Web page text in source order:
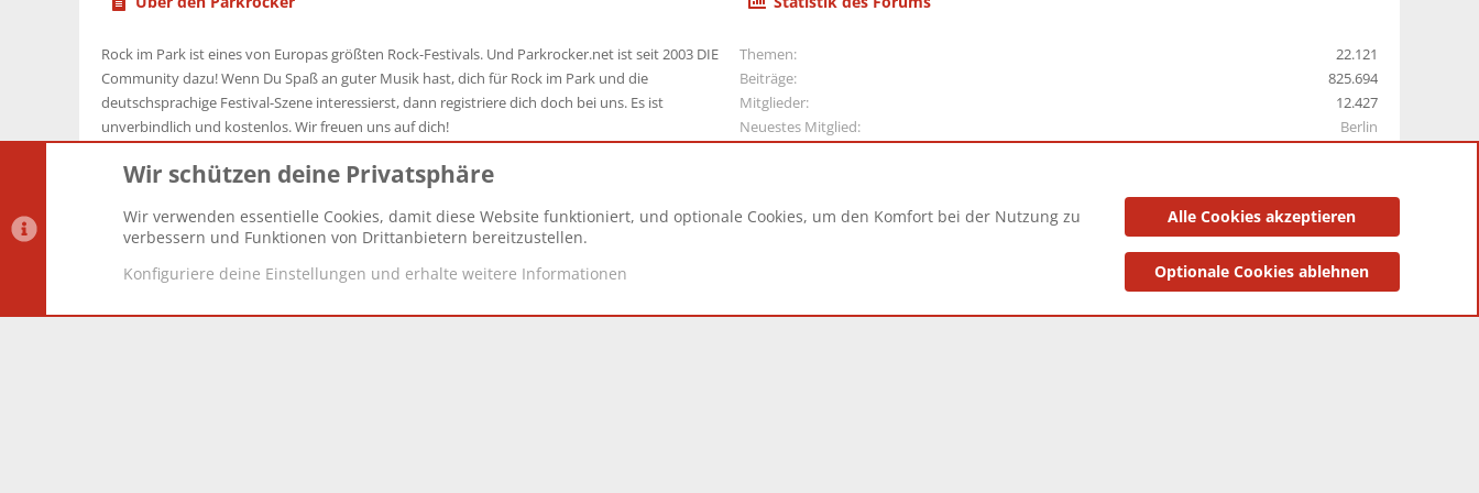
Rock im Park ist eines von Europas größten Rock-Festivals. Und Parkrocker.net ist seit 2003 DIE
Community dazu! Wenn Du Spaß an guter Musik hast, dich für Rock im Park und die
deutschsprachige Festival-Szene interessierst, dann registriere dich doch bei uns. Es ist
unverbindlich und kostenlos. Wir freuen uns auf dich!
Themen
22.121
Beiträge
825.694
Mitglieder
12.427
Neuestes Mitglied
Berlin
Datenschutz-Einstellungen PR Light Deutsch [Du] Datenschutzerklärung Impressum
Wir schützen deine Privatsphäre
Wir verwenden essentielle Cookies, damit diese Website funktioniert, und optionale Cookies, um den Komfort bei der Nutzung zu
verbessern und Funktionen von Drittanbietern bereitzustellen.
Konfiguriere deine Einstellungen und erhalte weitere Informationen
Alle Cookies akzeptieren
Optionale Cookies ablehnen